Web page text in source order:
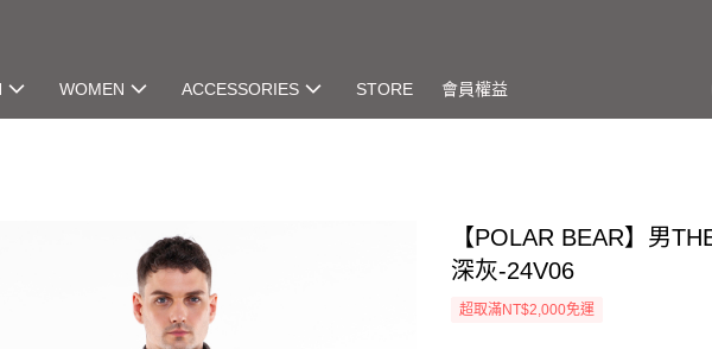
WOMEN ACCESSORIES STORE 會員權益
【POLAR BEAR】男
深灰-24V06
超取滿NT$2,000免運